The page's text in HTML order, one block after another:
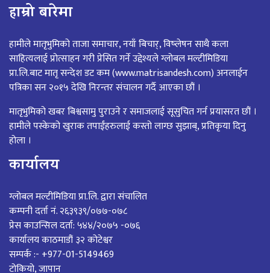
हाम्रो बारेमा
हामीले मातृभुमिको ताजा समाचार, नयाँ बिचार्, विष्लेषन साथै कला
साहित्यलाई प्रोत्साहन गरी प्रेसित गर्ने उद्देश्यले ग्लोबल मल्टीमिडिया
प्रा.लि.बाट मातृ सन्देश डट कम (www.matrisandesh.com) अनलाईन
पत्रिका सन २०१५ देखि निरन्तर संचालन गर्दै आएका छौं ।
मातृभुमिको खबर बिश्वसामु पुराउने र समाजलाई सूसुचित गर्न प्रयासरत छौं ।
हामीले पस्केको खुराक तपाईंहरुलाई कस्तो लाग्छ सुझाब्, प्रतिकृया दिनु
होला ।
कार्यालय
ग्लोबल मल्टीमिडिया प्रा.लि. द्वारा संचालित
कम्पनी दर्ता नं. २६३९३९/०७७-०७८
प्रेस काउन्सिल दर्ता: ५४४/२०७५ -०७६
कार्यालय काठमाडौं ३२ कोटेश्वर
सम्पर्क :- +977-01-5149469
टोकियो, जापान